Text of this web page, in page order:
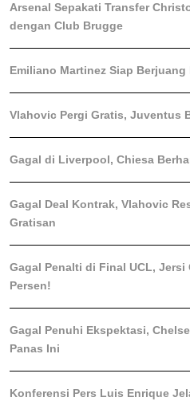
Arsenal Sepakati Transfer
dengan Club Brugge
Emiliano Martinez Siap
Vlahovic Pergi Gratis, Juventus
Gagal di Liverpool, Chiesa
Gagal Deal Kontrak, Vlahovic
Gratisan
Gagal Penalti di Final UCL, Jersi
Persen!
Gagal Penuhi Ekspektasi,
Panas Ini
Konferensi Pers Luis Enrique